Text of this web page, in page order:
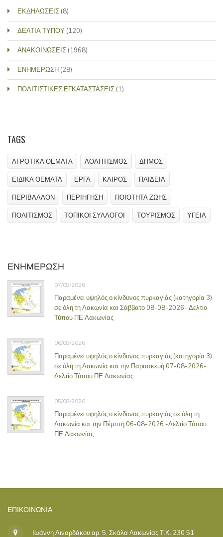
ΕΚΔΗΛΩΣΕΙΣ (8)
ΔΕΛΤΙΑ ΤΥΠΟΥ (120)
ΑΝΑΚΟΙΝΩΣΕΙΣ (1968)
ΕΝΗΜΕΡΩΣΗ (28)
ΠΟΛΙΤΙΣΤΙΚΕΣ ΕΓΚΑΤΑΣΤΑΣΕΙΣ (1)
TAGS
ΑΓΡΟΤΙΚΑ ΘΕΜΑΤΑ ΑΘΛΗΤΙΣΜΟΣ ΔΗΜΟΣ
ΕΙΔΙΚΑ ΘΕΜΑΤΑ ΕΡΓΑ ΚΑΙΡΟΣ ΠΑΙΔΕΙΑ
ΠΕΡΙΒΑΛΛΟΝ ΠΕΡΙΗΓΗΣΗ ΠΟΙΟΤΗΤΑ ΖΩΗΣ
ΠΟΛΙΤΙΣΜΟΣ ΤΟΠΙΚΟΙ ΣΥΛΛΟΓΟΙ ΤΟΥΡΙΣΜΟΣ ΥΓΕΙΑ
ΕΝΗΜΕΡΩΣΗ
07/08/2026
Παραμένει υψηλός ο κίνδυνος πυρκαγιάς (κατηγορία 3)
σε όλη τη Λακωνία και Σάββατο 08-08-2026- Δελτίο
Τύπου ΠΕ Λακωνίας
06/08/2026
Παραμένει υψηλός ο κίνδυνος πυρκαγιάς (κατηγορία 3)
σε όλη τη Λακωνία και την Παρασκευή 07-08-2026-
Δελτίο Τύπου ΠΕ Λακωνίας
05/08/2026
Παραμένει υψηλός ο κίνδυνος πυρκαγιάς σε όλη τη
Λακωνία και την Πέμπτη 06-08-2026 -Δελτίο Τύπου
ΠΕ Λακωνίας
ΕΠΙΚΟΙΝΩΝΊΑ
Ιωάννη Λιναρδάκου αρ. 5, Σκάλα Λακωνίας Τ.Κ. 230 51